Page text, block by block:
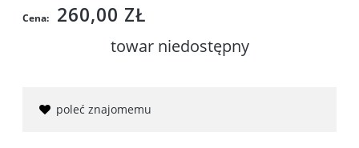
Cena: 260,00 ZŁ
towar niedostępny
poleć znajomemu